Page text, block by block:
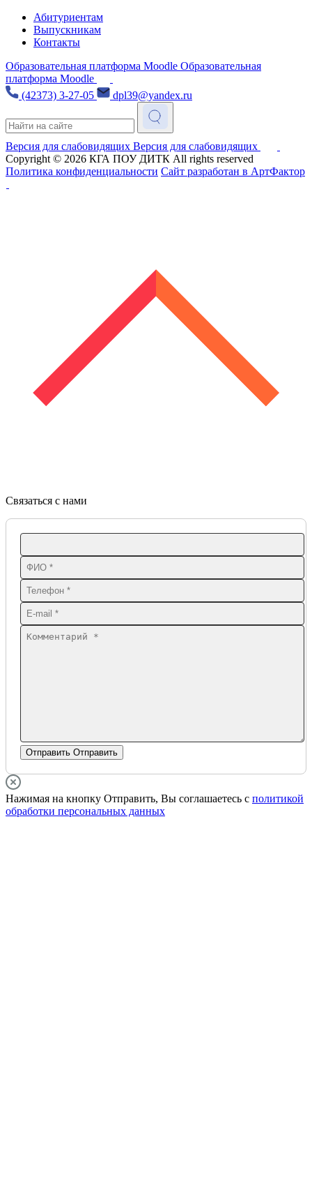
Абитуриентам
Выпускникам
Контакты
Образовательная платформа Moodle Образовательная
платформа Moodle
(42373) 3-27-05
dpl39@yandex.ru
Версия для слабовидящих Версия для слабовидящих
Copyright © 2026 КГА ПОУ ДИТК All rights reserved
Политика конфиденциальности Сайт разработан в АртФактор
Связаться с нами
Отправить Отправить
Нажимая на кнопку Отправить, Вы соглашаетесь с политикой
обработки персональных данных